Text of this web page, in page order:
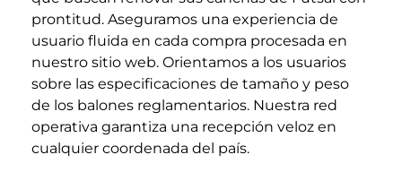
prontitud. Aseguramos una experiencia de
usuario fluida en cada compra procesada en
nuestro sitio web. Orientamos a los usuarios
sobre las especificaciones de tamaño y peso
de los balones reglamentarios. Nuestra red
operativa garantiza una recepción veloz en
cualquier coordenada del país.